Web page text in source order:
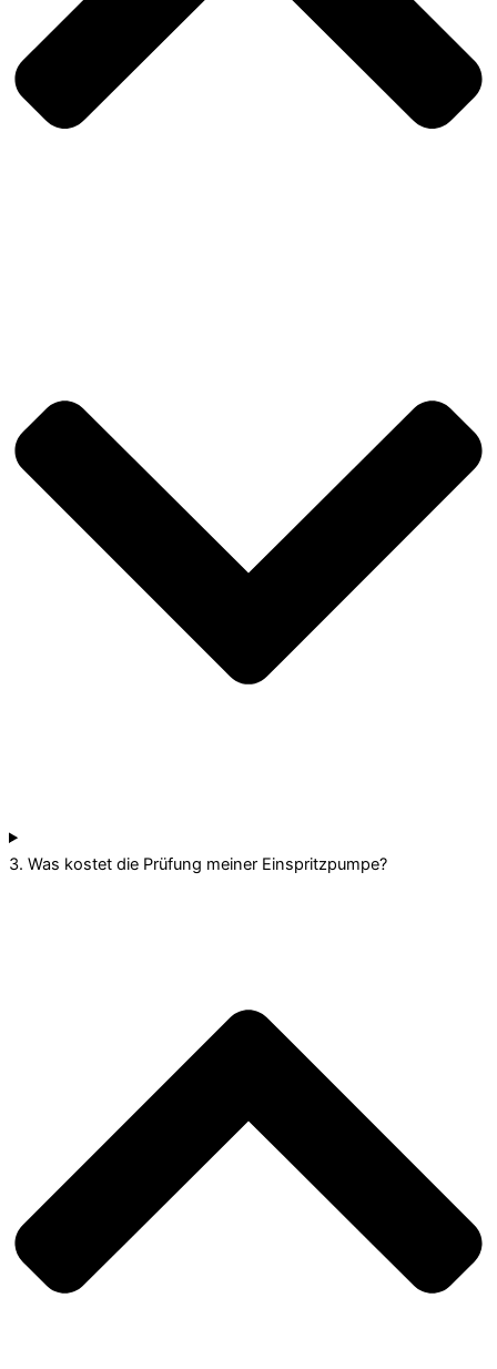
3. Was kostet die Prüfung meiner Einspritzpumpe?